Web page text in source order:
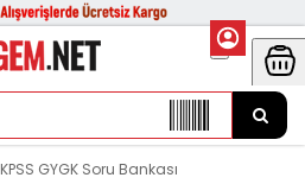
KPSS GYGK Soru Bankası